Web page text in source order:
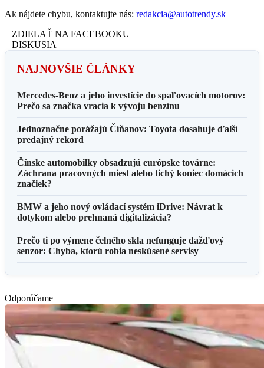
Ak nájdete chybu, kontaktujte nás: redakcia@autotrendy.sk
ZDIELAŤ NA FACEBOOKU
DISKUSIA
NAJNOVŠIE ČLÁNKY
Mercedes-Benz a jeho investície do spaľovacích motorov:
Prečo sa značka vracia k vývoju benzínu
Jednoznačne porážajú Číňanov: Toyota dosahuje ďalší
predajný rekord
Čínske automobilky obsadzujú európske továrne:
Záchrana pracovných miest alebo tichý koniec domácich
značiek?
BMW a jeho nový ovládací systém iDrive: Návrat k
dotykom alebo prehnaná digitalizácia?
Prečo ti po výmene čelného skla nefunguje dažďový
senzor: Chyba, ktorú robia neskúsené servisy
Odporúčame